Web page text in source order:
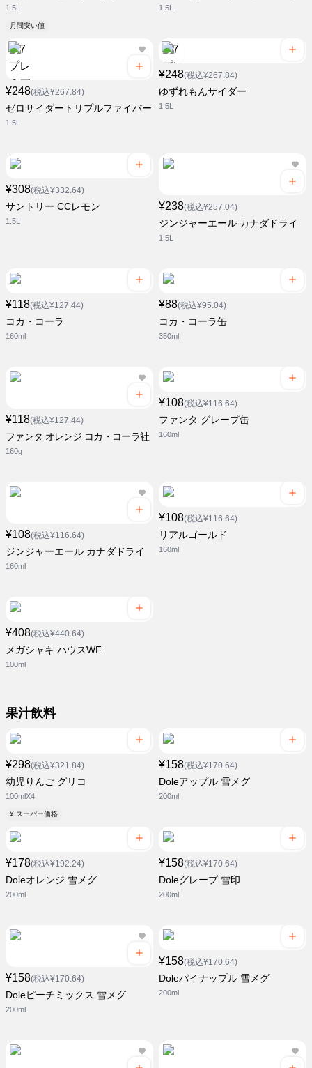
1.5L
月間安い値
1.5L
¥248(税込¥267.84)
ゼロサイダートリプルファイバー
1.5L
¥248(税込¥267.84)
ゆずれもんサイダー
1.5L
¥308(税込¥332.64)
サントリー CCレモン
1.5L
¥238(税込¥257.04)
ジンジャーエール カナダドライ
1.5L
¥118(税込¥127.44)
コカ・コーラ
160ml
¥88(税込¥95.04)
コカ・コーラ缶
350ml
¥118(税込¥127.44)
ファンタ オレンジ コカ・コーラ社
160g
¥108(税込¥116.64)
ファンタ グレープ缶
160ml
¥108(税込¥116.64)
ジンジャーエール カナダドライ
160ml
¥108(税込¥116.64)
リアルゴールド
160ml
¥408(税込¥440.64)
メガシャキ ハウスWF
100ml
果汁飲料
¥298(税込¥321.84)
幼児りんご グリコ
100mlX4
¥ スーパー価格
¥158(税込¥170.64)
Doleアップル 雪メグ
200ml
¥178(税込¥192.24)
Doleオレンジ 雪メグ
200ml
¥158(税込¥170.64)
Doleグレープ 雪印
200ml
¥158(税込¥170.64)
Doleピーチミックス 雪メグ
200ml
¥158(税込¥170.64)
Doleパイナップル 雪メグ
200ml